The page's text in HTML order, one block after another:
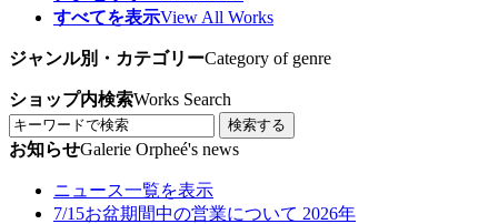
すべてを表示View All Works
ジャンル別・カテゴリーCategory of genre
ショップ内検索Works Search
検索する
お知らせGalerie Orpheé's news
ニュース一覧を表示
7/15お盆期間中の営業について 2026年